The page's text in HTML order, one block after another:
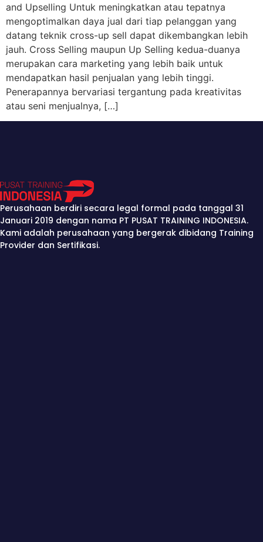
and Upselling Untuk meningkatkan atau tepatnya
mengoptimalkan daya jual dari tiap pelanggan yang
datang teknik cross-up sell dapat dikembangkan lebih
jauh. Cross Selling maupun Up Selling kedua-duanya
merupakan cara marketing yang lebih baik untuk
mendapatkan hasil penjualan yang lebih tinggi.
Penerapannya bervariasi tergantung pada kreativitas
atau seni menjualnya, […]
Perusahaan berdiri secara legal formal pada tanggal 31
Januari 2019 dengan nama PT PUSAT TRAINING INDONESIA.
Kami adalah perusahaan yang bergerak dibidang Training
Provider dan Sertifikasi.